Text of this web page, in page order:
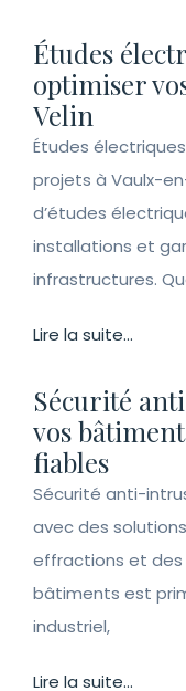
Études
optimiser
Velin
Études
projets à Vaulx-
d’études
installations et
infrastructures.
Lire la suite...
Sécurité
vos
fiables
Sécurité anti-
avec des
effractions et des
bâtiments est
industriel,
Lire la suite...